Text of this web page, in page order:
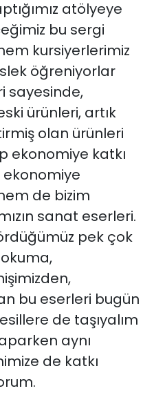
atölyeye
bu sergi
kursiyerlerimiz
öğreniyorlar
sayesinde,
ürünleri, artık
olan ürünleri
ekonomiye katkı
ekonomiye
de bizim
sanat eserleri.
pek çok
bu eserleri bugün
de taşıyalım
aynı
de katkı